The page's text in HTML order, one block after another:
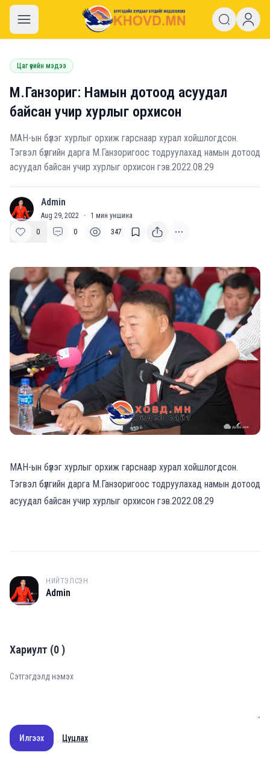
khovd.mn
Цаг үеийн мэдээ
М.Ганзориг: Намын дотоод асуудал
байсан учир хурлыг орхисон
МАН-ын бүлэг хурлыг орхиж гарснаар хурал хойшлогдсон.
Тэгвэл бүлгийн дарга М.Ганзоригоос тодруулахад намын дотоод
асуудал байсан учир хурлыг орхисон гэв.2022.08.29
A Admin
Aug 29, 2022 · 1 мин уншина
0
0 347
МАН-ын бүлэг хурлыг орхиж гарснаар хурал хойшлогдсон.
Тэгвэл бүлгийн дарга М.Ганзоригоос тодруулахад намын дотоод
асуудал байсан учир хурлыг орхисон гэв.2022.08.29
A
НИЙТЭЛСЭН
Admin
Хариулт (0)
Илгээх Цуцлах